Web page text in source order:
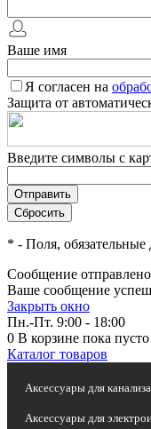
Ваше имя
Я согласен на
Защита от
Введите символы с
* - Поля, обязательные
Сообщение отправлено
Ваше сообщение
Закрыть окно
Пн.-Пт. 9:00 - 18:00
0 В корзине пока пусто
Каталог товаров
Аксессуары для
Аксессуары для